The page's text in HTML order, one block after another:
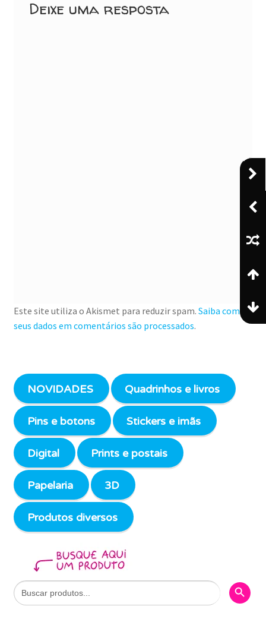
Deixe uma resposta
Este site utiliza o Akismet para reduzir spam. Saiba como
seus dados em comentários são processados.
NOVIDADES Quadrinhos e livros
Pins e botons Stickers e imãs
Digital Prints e postais
Papelaria 3D
Produtos diversos
Search
for:
Search